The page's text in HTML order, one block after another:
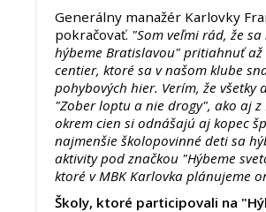
Generálny manažér Karlovky
pokračovať. "Som veľmi rád, že
hýbeme Bratislavou" pritiahnuť až
centier, ktoré sa v našom klube
pohybových hier. Verím, že
"Zober loptu a nie drogy", ako aj
okrem cien si odnášajú aj kopec
najmenšie školopovinné deti sa
aktivity pod značkou "Hýbeme
ktoré v MBK Karlovka plánujeme
Školy, ktoré participovali na